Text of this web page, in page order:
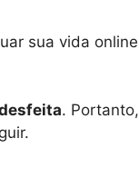
sua vida online
. Portanto,